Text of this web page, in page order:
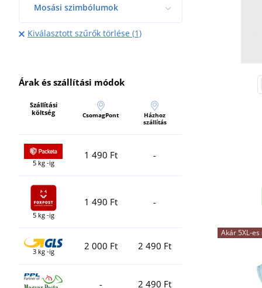
Mosási szimbólumok
Kiválasztott szűrők törlése (1)
Árak és szállítási módok
Szállítási
költség
CsomagPont
Házhoz
szállítás
5 kg -ig
1 490 Ft -
5 kg -ig
1 490 Ft -
3 kg -ig 2 000 Ft 2 490 Ft
- 2 490 Ft
Akár 5XL-